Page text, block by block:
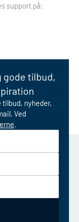
support på:
gode tilbud,
nyheder,
Ved
.